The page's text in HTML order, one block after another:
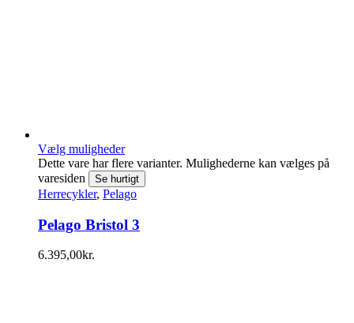
Vælg muligheder
Dette vare har flere varianter. Mulighederne kan vælges på
varesiden
Se hurtigt
Herrecykler, Pelago
Pelago Bristol 3
6.395,00kr.